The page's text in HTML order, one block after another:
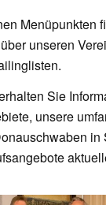
Menüpunkten
unseren
Sie
unsere
in